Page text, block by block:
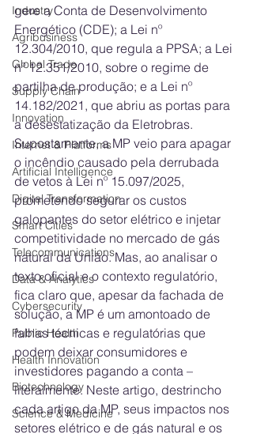
Industry
Agribusiness
Global Trade
Supply Chain
Innovation
Internet & Platforms
Artificial Intelligence
Digital Transformation
Smart Cities
Telecommunications
Data & Analytics
Cybersecurity
Public Health
Health Innovation
Biotechnology
Science & Medicine
gere a Conta de Desenvolvimento
Energético (CDE); a Lei nº
12.304/2010, que regula a PPSA; a Lei
nº 12.351/2010, sobre o regime de
partilha de produção; e a Lei nº
14.182/2021, que abriu as portas para
a desestatização da Eletrobras.
Supostamente, a MP veio para apagar
o incêndio causado pela derrubada
de vetos à Lei nº 15.097/2025,
prometendo segurar os custos
galopantes do setor elétrico e injetar
competitividade no mercado de gás
natural da União. Mas, ao analisar o
texto oficial e o contexto regulatório,
fica claro que, apesar da fachada de
solução, a MP é um amontoado de
falhas técnicas e regulatórias que
podem deixar consumidores e
investidores pagando a conta –
literalmente. Neste artigo, destrincho
cada artigo da MP, seus impactos nos
setores elétrico e de gás natural e os